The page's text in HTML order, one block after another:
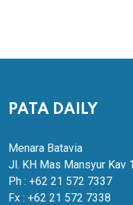
PATA DAILY
Menara Batavia
Jl. KH Mas Mansyur Kav
Ph : +62 21 572 7337
Fx : +62 21 572 7338